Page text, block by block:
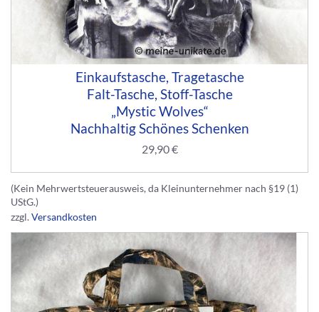
Einkaufstasche, Tragetasche
Falt-Tasche, Stoff-Tasche
„Mystic Wolves“
Nachhaltig Schönes Schenken
29,90€
(Kein Mehrwertsteuerausweis, da Kleinunternehmer nach §19 (1)
UStG.)
zzgl.Versandkosten